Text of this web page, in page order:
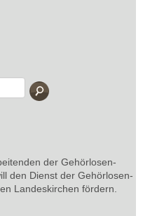
der Gehör­losen­
den Dienst der Gehör­losen­
Landes­kirchen fördern.